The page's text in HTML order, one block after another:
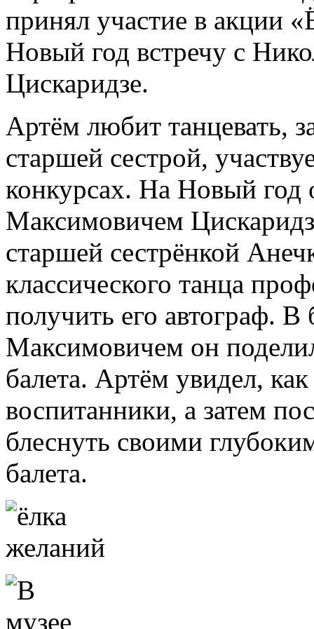
принял участие в акции
Новый год встречу с
Цискаридзе.
Артём любит танцевать,
старшей сестрой,
конкурсах. На Новый год
Максимовичем
старшей сестрёнкой
классического танца
получить его автограф. В
Максимовичем он
балета. Артём увидел,
воспитанники, а затем
блеснуть своими
балета.